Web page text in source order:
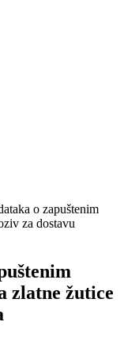
o zapuštenim
za dostavu
zlatne žutice